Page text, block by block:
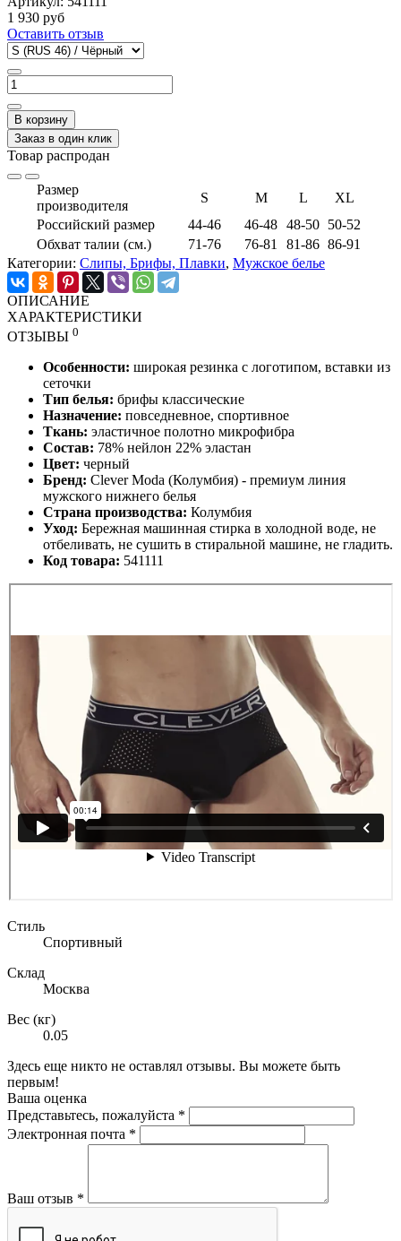
1 930 руб
Оставить отзыв
В корзину
Заказ в один клик
Товар распродан
Размер
производителя
S M L
XL
Российский размер
44-46 46-48 48-50 50-52
Обхват талии (см.)
71-76 76-81 81-86 86-91
Категории: Слипы, Брифы, Плавки, Мужское белье
ОПИСАНИЕ
ХАРАКТЕРИСТИКИ
ОТЗЫВЫ 0
Особенности: широкая резинка с логотипом, вставки из
сеточки
Тип белья: брифы классические
Назначение: повседневное, спортивное
Ткань: эластичное полотно микрофибра
Состав: 78% нейлон 22% эластан
Цвет: черный
Бренд: Clever Moda (Колумбия) - премиум линия
мужского нижнего белья
Страна производства: Колумбия
Уход: Бережная машинная стирка в холодной воде, не
отбеливать, не сушить в стиральной машине, не гладить.
Код товара: 541111
Стиль
Спортивный
Склад
Москва
Вес (кг)
0.05
Здесь еще никто не оставлял отзывы. Вы можете быть
первым!
Ваша оценка
Представьтесь, пожалуйста *
Электронная почта *
Ваш отзыв *